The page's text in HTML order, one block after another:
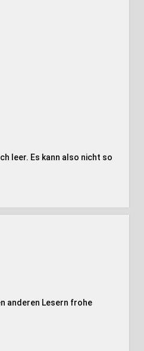
leer. Es kann also nicht so
anderen Lesern frohe